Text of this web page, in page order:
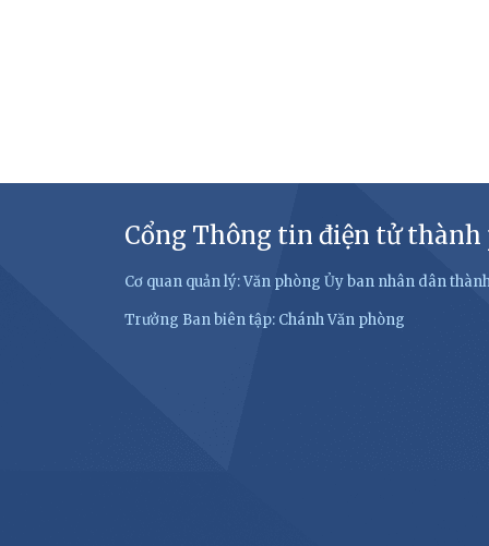
Cổng Thông tin điện tử thành
Cơ quan quản lý: Văn phòng Ủy ban nhân dân
Trưởng Ban biên tập: Chánh Văn phòng